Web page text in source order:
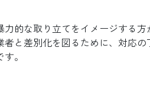
的な取り立てをイメージする方
と差別化を図るために、対応の
。